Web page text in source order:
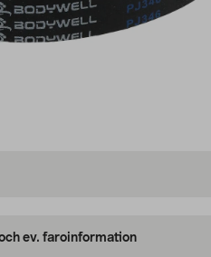
ev. faroinformation